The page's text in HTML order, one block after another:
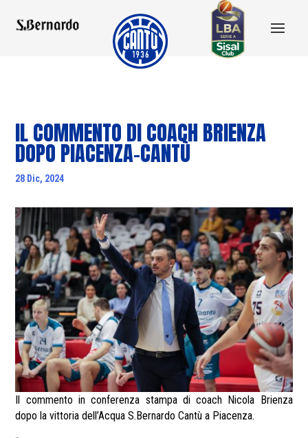
IL COMMENTO DI COACH BRIENZA
DOPO PIACENZA-CANTÙ
28 Dic, 2024
Il commento in conferenza stampa di coach Nicola Brienza
dopo la vittoria dell’Acqua S.Bernardo Cantù a Piacenza.